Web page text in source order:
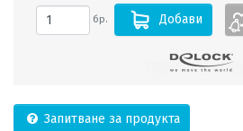
бр. Добави
Запитване за продукта